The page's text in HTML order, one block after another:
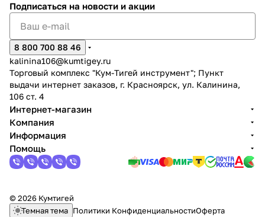
Подписаться на новости и акции
8 800 700 88 46
kalinina106@kumtigey.ru
Торговый комплекс "Кум-Тигей инструмент"; Пункт
выдачи интернет заказов, г. Красноярск, ул. Калинина,
106 ст. 4
Интернет-магазин
Компания
Информация
Помощь
© 2026 Кумтигей
Темная тема Политики КонфиденциальностиОферта
раз в 2 недели